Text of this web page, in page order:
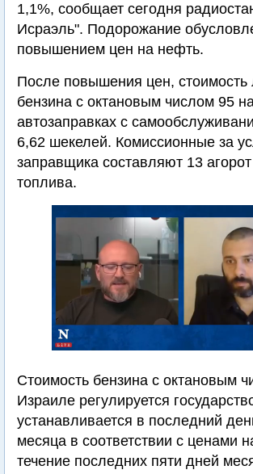
1,1%, сообщает сегодня
Исраэль". Подорожание
повышением цен на нефть.
После повышения цен, стоимость
бензина с октановым числом 95
автозаправках с
6,62 шекелей. Комиссионные за
заправщика составляют 13
топлива.
Стоимость бензина с октановым
Израиле регулируется
устанавливается в последний
месяца в соответствии с ценами
течение последних пяти дней